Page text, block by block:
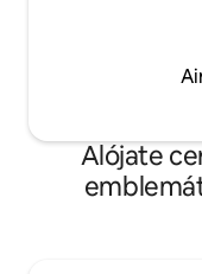
Alójate